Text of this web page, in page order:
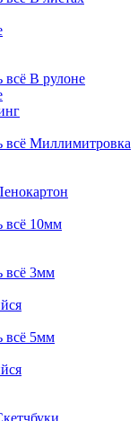
всё В рулоне
всё Миллимитровка
всё 10мм
всё 3мм
всё 5мм